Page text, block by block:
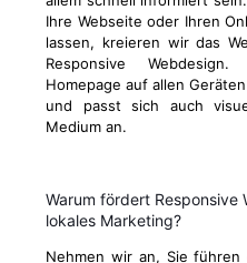
Ihre Webseite oder Ihren
lassen, kreieren wir das
Responsive
Homepage auf allen
und passt sich auch
Medium an.
Warum fördert Responsive
lokales Marketing?
Nehmen wir an, Sie führen